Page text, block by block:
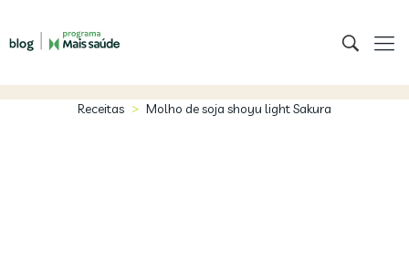
Receitas > Molho de soja shoyu light Sakura